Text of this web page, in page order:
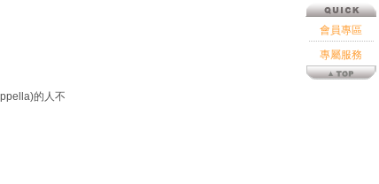
的人不
會員專區
專屬服務